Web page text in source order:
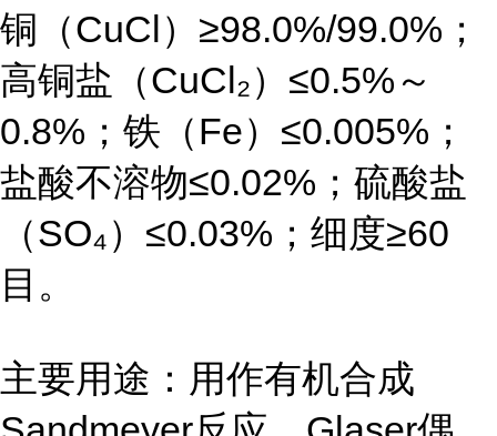
铜（CuCl）≥98.0%/99.0%；
高铜盐（CuCl₂）≤0.5%～
0.8%；铁（Fe）≤0.005%；
盐酸不溶物≤0.02%；硫酸盐
（SO₄）≤0.03%；细度≥60
目。
主要用途：用作有机合成